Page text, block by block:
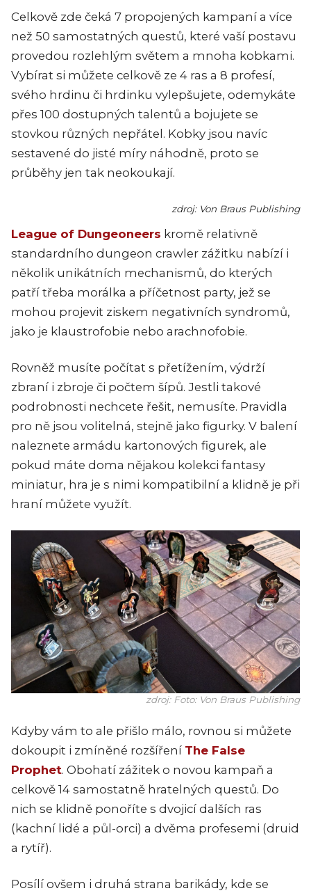
Celkově zde čeká 7 propojených kampaní a více
než 50 samostatných questů, které vaší postavu
provedou rozlehlým světem a mnoha kobkami.
Vybírat si můžete celkově ze 4 ras a 8 profesí,
svého hrdinu či hrdinku vylepšujete, odemykáte
přes 100 dostupných talentů a bojujete se
stovkou různých nepřátel. Kobky jsou navíc
sestavené do jisté míry náhodně, proto se
průběhy jen tak neokoukají.
zdroj: Von Braus Publishing
League of Dungeoneers kromě relativně
standardního dungeon crawler zážitku nabízí i
několik unikátních mechanismů, do kterých
patří třeba morálka a příčetnost party, jež se
mohou projevit ziskem negativních syndromů,
jako je klaustrofobie nebo arachnofobie.
Rovněž musíte počítat s přetížením, výdrží
zbraní i zbroje či počtem šípů. Jestli takové
podrobnosti nechcete řešit, nemusíte. Pravidla
pro ně jsou volitelná, stejně jako figurky. V balení
naleznete armádu kartonových figurek, ale
pokud máte doma nějakou kolekci fantasy
miniatur, hra je s nimi kompatibilní a klidně je při
hraní můžete využít.
zdroj: Foto: Von Braus Publishing
Kdyby vám to ale přišlo málo, rovnou si můžete
dokoupit i zmíněné rozšíření The False
Prophet. Obohatí zážitek o novou kampaň a
celkově 14 samostatně hratelných questů. Do
nich se klidně ponoříte s dvojicí dalších ras
(kachní lidé a půl-orci) a dvěma profesemi (druid
a rytíř).
Posílí ovšem i druhá strana barikády, kde se